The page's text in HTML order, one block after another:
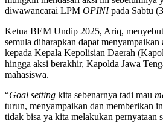
diwawancarai LPM OPINIpada Sabtu
Ketua BEM Undip 2025, Ariq,
semula diharapkan dapat menyampaikan
kepada Kepala Kepolisian Daerah
hingga aksi berakhir, Kapolda Jawa
mahasiswa.
“Goal setting kita sebenarnya tadi mau
turun, menyampaikan dan memberikan
tidak bisa ya kita melakukan pernyataan